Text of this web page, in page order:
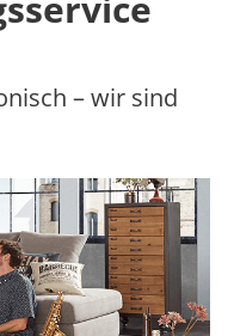
– wir sind